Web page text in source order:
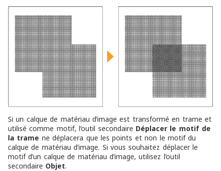
Si un calque de matériau d’image est transformé en trame et
utilisé comme motif, l’outil secondaire Déplacer le motif de
la trame ne déplacera que les points et non le motif du
calque de matériau d’image. Si vous souhaitez déplacer le
motif d’un calque de matériau d’image, utilisez l’outil
secondaire Objet.